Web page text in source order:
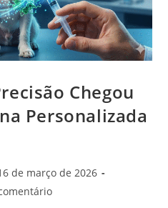
Chegou
Personalizada
de março de 2026